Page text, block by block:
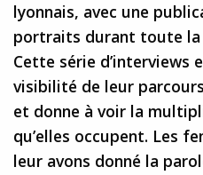
lyonnais, avec une
portraits durant toute la
Cette série d’interviews
visibilité de leur
et donne à voir la
qu’elles occupent. Les
leur avons donné la